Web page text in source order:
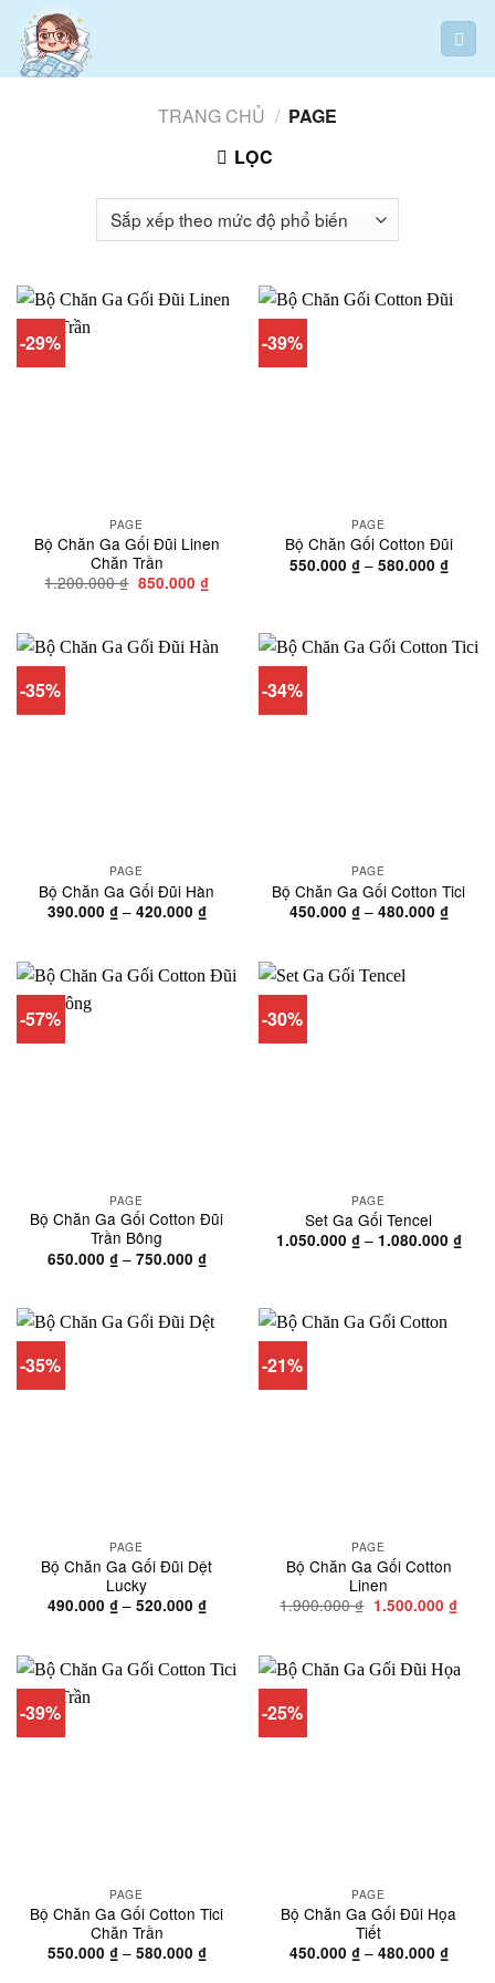
Skip
content
TRANG CHỦ / PAGE
LỌC
-29%
PAGE
Bộ Chăn Ga Gối Đũi Linen
Chăn Trần
1.200.000₫ Giá
gốc
850.000 ₫Giá
hiện
850.000 ₫.
-39%
PAGE
Bộ Chăn Gối Cotton Đũi
550.000 ₫ – 580.000 ₫
giá:
-35%
PAGE
Bộ Chăn Ga Gối Đũi Hàn
390.000 ₫ – 420.000 ₫Khoảng
giá:
đến
420.000 ₫
-34%
PAGE
Bộ Chăn Ga Gối Cotton Tici
450.000 ₫ – 480.000 ₫
giá:
-57%
PAGE
Bộ Chăn Ga Gối Cotton Đũi
Trần Bông
650.000 ₫ – 750.000 ₫Khoảng
giá:
đến
750.000 ₫
-30%
PAGE
Set Ga Gối Tencel
1.050.000 ₫ – 1.080.000 ₫
giá:
-35%
PAGE
Bộ Chăn Ga Gối Đũi Dệt
Lucky
490.000 ₫ – 520.000 ₫Khoảng
giá:
đến
520.000 ₫
-21%
PAGE
Bộ Chăn Ga Gối Cotton
Linen
1.900.000₫ Giá
gốc
1.500.000 ₫Giá
hiện
-39%
PAGE
Bộ Chăn Ga Gối Cotton Tici
Chăn Trần
550.000 ₫ – 580.000 ₫Khoảng
giá:
-25%
PAGE
Bộ Chăn Ga Gối Đũi Họa
Tiết
450.000 ₫ – 480.000 ₫
giá: